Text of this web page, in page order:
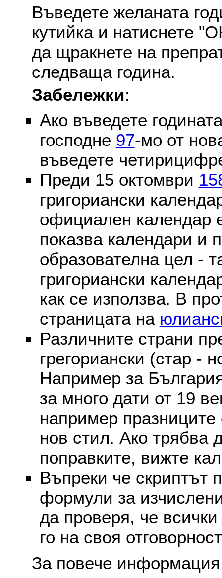
Въведете желаната
кутийка и натиснете
да щракнете на
следваща година.
Забележки:
Ако въведете
господне 97-мо от
въведете
Преди 15 октомври
григориански
официален календар
показва календари и
образователна цел -
григориански
как се използва. В
страницата на
Различните страни
грегориански (стар -
Например за
за много дати от 19
например празниците
нов стил. Ако трябва
поправките, вижте
Въпреки че скриптът
формули за
да проверя, че
го на своя
За повече информация